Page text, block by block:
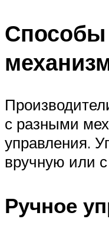
Способы
с разными
управления.
вручную или
Ручное